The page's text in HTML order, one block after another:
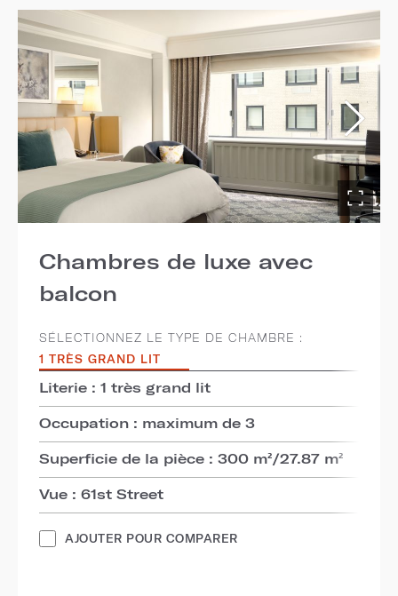
Chambres de luxe avec
balcon
SÉLECTIONNEZ LE TYPE DE CHAMBRE :
1 TRÈS GRAND LIT
Literie : 1 très grand lit
Occupation : maximum de 3
Superficie de la pièce : 300 m²/27.87 m²
Vue : 61st Street
AJOUTER POUR COMPARER